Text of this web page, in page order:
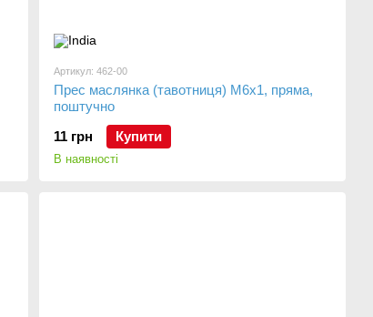
Артикул: 462-00
Прес маслянка (тавотниця) М6х1, пряма,
поштучно
11 грн
Купити
В наявності